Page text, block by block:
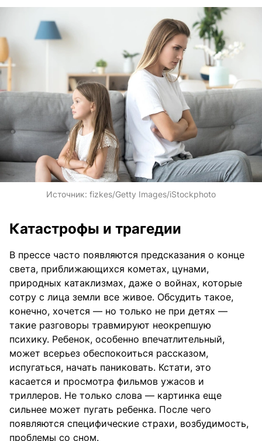
Источник: fizkes/Getty Images/iStockphoto
Катастрофы и трагедии
В прессе часто появляются предсказания о конце
света, приближающихся кометах, цунами,
природных катаклизмах, даже о войнах, которые
сотру с лица земли все живое. Обсудить такое,
конечно, хочется — но только не при детях —
такие разговоры травмируют неокрепшую
психику. Ребенок, особенно впечатлительный,
может всерьез обеспокоиться рассказом,
испугаться, начать паниковать. Кстати, это
касается и просмотра фильмов ужасов и
триллеров. Не только слова — картинка еще
сильнее может пугать ребенка. После чего
появляются специфические страхи, возбудимость,
проблемы со сном.